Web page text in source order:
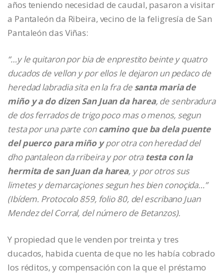
años teniendo necesidad de caudal, pasaron a visitar
a Pantaleón da Ribeira, vecino de la feligresía de San
Pantaleón das Viñas:
“…y le quitaron por bia de enprestito beinte y quatro
ducados de vellon y por ellos le dejaron un pedaco de
heredad labradia sita en la fra de santa maria de
miño y a do dizen San Juan da harea, de senbradura
de dos ferrados de trigo poco mas o menos, segun
testa por una parte concamino que ba dela puente
del puerco para miño ypor otra con heredad del
dho pantaleon da rribeira y por otra testa con la
hermita de san Juan da harea, y por otros sus
limetes y demarcaçiones segun hes bien conoçida…”
(Ibídem. Protocolo 859, folio 80, del escribano Juan
Mendez del Corral, del número de Betanzos).
Y propiedad que le venden por treinta y tres
ducados, habida cuenta de que no les había cobrado
los réditos, y compensación con la que el préstamo